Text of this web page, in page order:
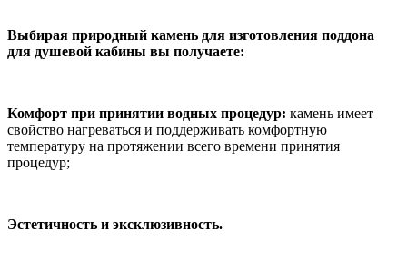
Выбирая природный камень для изготовления поддона
для душевой кабины вы получаете:
Комфорт при принятии водных процедур: камень имеет
свойство нагреваться и поддерживать комфортную
температуру на протяжении всего времени принятия
процедур;
Эстетичность и эксклюзивность.